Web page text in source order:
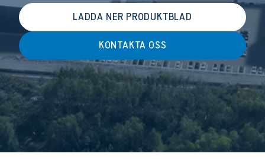
LADDA NER PRODUKTBLAD
KONTAKTA OSS